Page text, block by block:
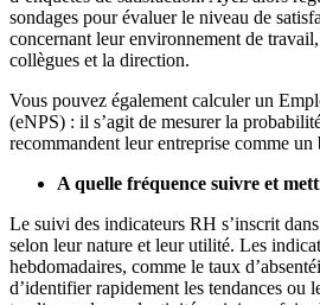
sondages pour évaluer le niveau de
concernant leur environnement de
collègues et la direction.
Vous pouvez également calculer un
(eNPS) : il s’agit de mesurer la
recommandent leur entreprise comme
A quelle fréquence suivre et
Le suivi des indicateurs RH s’inscrit
selon leur nature et leur utilité. Les
hebdomadaires, comme le taux
d’identifier rapidement les tendances ou